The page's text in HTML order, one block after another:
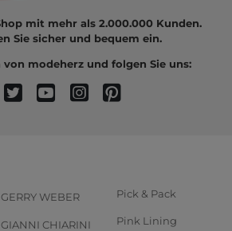
mit mehr als 2.000.000 Kunden.
Sie sicher und bequem ein.
von modeherz und folgen Sie uns:
GERRY WEBER
GIANNI CHIARINI
Pick & Pack
Pink Lining